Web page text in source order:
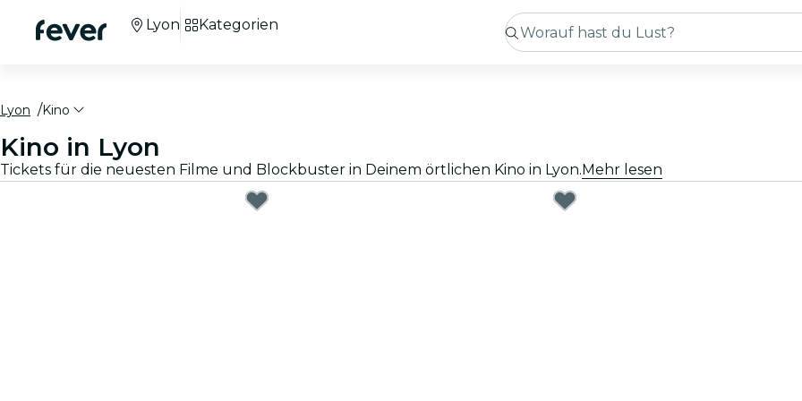
Lyon Kategorien
Lyon Kino
Kino in Lyon
Tickets für die neuesten Filme und Blockbuster in Deinem örtlichen Kino in Lyon.Mehr lesen